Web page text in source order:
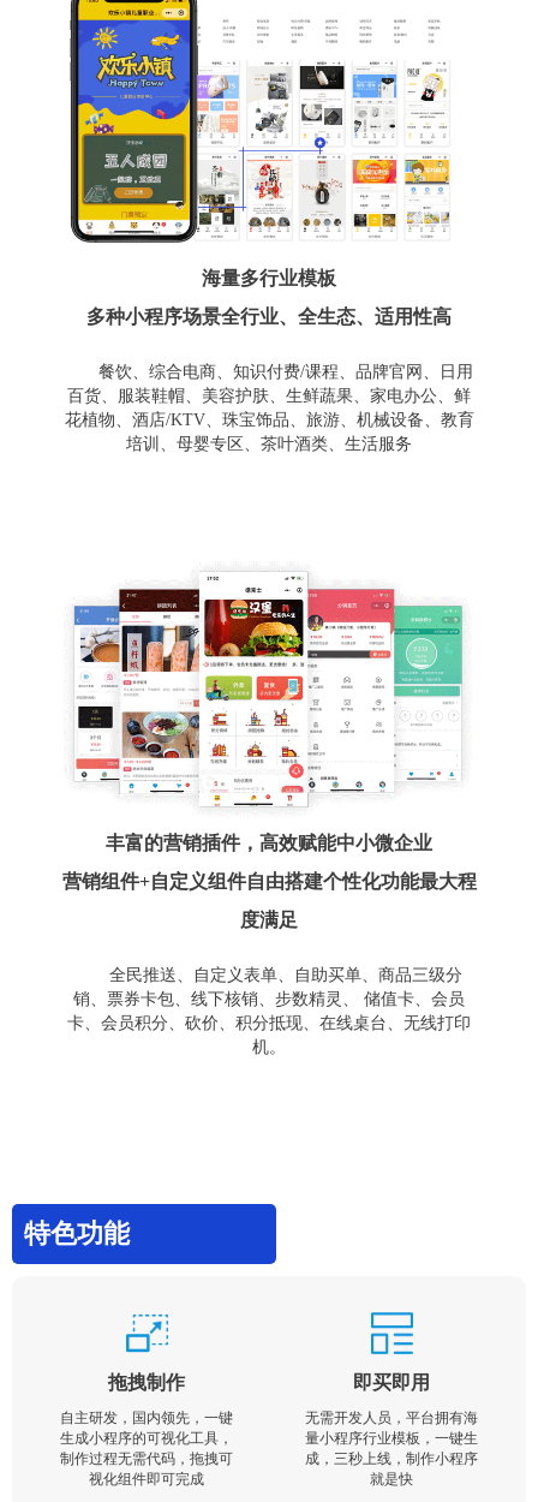
海量多行业模板
多种小程序场景全行业、全生态、适用性高
餐饮、综合电商、知识付费/课程、品牌官网、日用
百货、服装鞋帽、美容护肤、生鲜蔬果、家电办公、鲜
花植物、酒店/KTV、珠宝饰品、旅游、机械设备、教育
培训、母婴专区、茶叶酒类、生活服务
丰富的营销插件，高效赋能中小微企业
营销组件+自定义组件自由搭建个性化功能最大程
度满足
全民推送、自定义表单、自助买单、商品三级分
销、票券卡包、线下核销、步数精灵、 储值卡、会员
卡、会员积分、砍价、积分抵现、在线桌台、无线打印
机。
特色功能
拖拽制作
自主研发，国内领先，一键
生成小程序的可视化工具，
制作过程无需代码，拖拽可
视化组件即可完成
即买即用
无需开发人员，平台拥有海
量小程序行业模板，一键生
成，三秒上线，制作小程序
就是快